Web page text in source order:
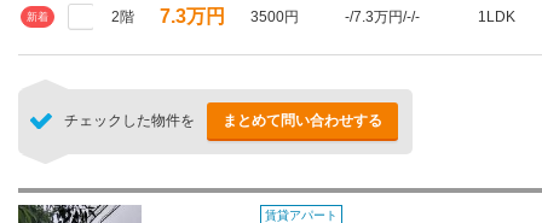
新着 2階 7.3万円 3500円 -/7.3万円/-/- 1LDK
チェックした物件を まとめて問い合わせする
賃貸アパート